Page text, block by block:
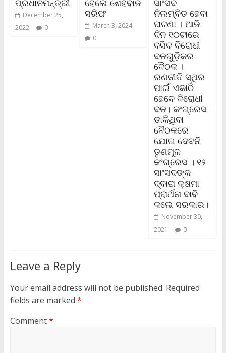
December 25,
2022
0
ସରିଫ
March 3, 2024
0
ନିଲମ୍ବିତ ହେବା
ଘଟଣା । ଆଜି
ଦିନ ୧୦ଟାରେ
ବସିବ ବିରୋଧୀ
ଦଳଗୁଡ଼ିକର
ବୈଠକ ।
ରଣନୀତି ସ୍ଥିର
ପାଇଁ ଏକାଠି
ହେବେ ବିରୋଧୀ
ଦଳ। କଂଗ୍ରେସ
ଡାକିଥିବା
ବୈଠକରେ
ଯୋଗ ଦେବନି
ତୃଣମୂଳ
କଂଗ୍ରେସ । ୧୨
ସାଂସଦଙ୍କ
ଦ୍ବାରା କ୍ଷମା
ପ୍ରାର୍ଥନା ଦାବି
କଲେ ସରକାର।
November 30,
2021
0
Leave a Reply
Your email address will not be published. Required
fields are marked *
Comment*